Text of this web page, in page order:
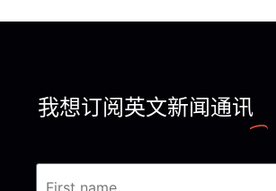
我想订阅英文新闻通讯